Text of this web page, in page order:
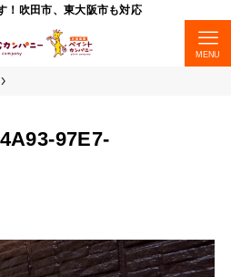
！吹田市、東大阪市も対応
MENU
97E7-